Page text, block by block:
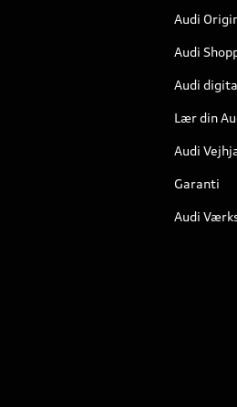
Audi
Audi
Audi
Lær din
Audi
Garanti
Audi